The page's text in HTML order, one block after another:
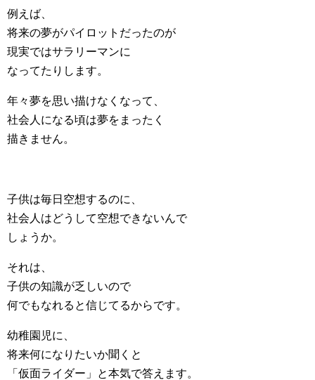
例えば、
将来の夢がパイロットだったのが
現実ではサラリーマンに
なってたりします。
年々夢を思い描けなくなって、
社会人になる頃は夢をまったく
描きません。
子供は毎日空想するのに、
社会人はどうして空想できないんで
しょうか。
それは、
子供の知識が乏しいので
何でもなれると信じてるからです。
幼稚園児に、
将来何になりたいか聞くと
「仮面ライダー」と本気で答えます。